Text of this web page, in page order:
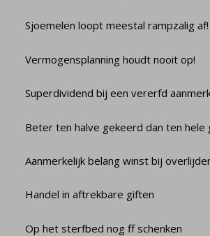
Sjoemelen loopt meestal rampzalig af!
Vermogensplanning houdt nooit op!
Superdividend bij een vererfd
Beter ten halve gekeerd dan ten hele
Aanmerkelijk belang winst bij
Handel in aftrekbare giften
Op het sterfbed nog ff schenken